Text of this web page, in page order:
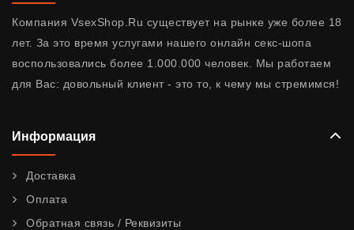
Компания VsexShop.Ru существует на рынке уже более 18
лет. За это время услугами нашего онлайн секс-шопа
воспользовались более 1.000.000 человек. Мы работаем
для Вас: довольный клиент - это то, к чему мы стремимся!
Информация
Доставка
Оплата
Обратная связь / Реквизиты